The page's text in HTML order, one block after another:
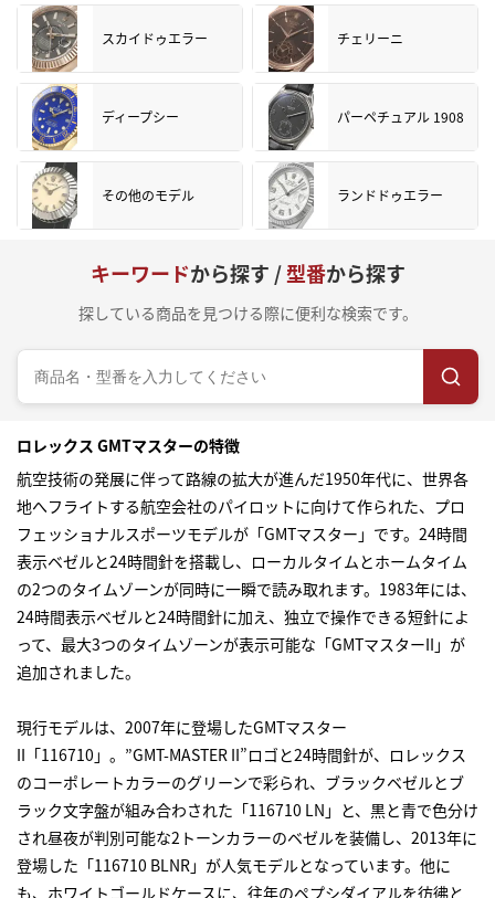
スカイドゥエラー チェリーニ
ディープシー パーペチュアル 1908
その他のモデル ランドドゥエラー
キーワードから探す /型番から探す
探している商品を見つける際に便利な検索です。
ロレックス GMTマスターの特徴
航空技術の発展に伴って路線の拡大が進んだ1950年代に、世界各
地へフライトする航空会社のパイロットに向けて作られた、プロ
フェッショナルスポーツモデルが「GMTマスター」です。24時間
表示ベゼルと24時間針を搭載し、ローカルタイムとホームタイム
の2つのタイムゾーンが同時に一瞬で読み取れます。1983年には、
24時間表示ベゼルと24時間針に加え、独立で操作できる短針によ
って、最大3つのタイムゾーンが表示可能な「GMTマスターII」が
追加されました。
現行モデルは、2007年に登場したGMTマスター
II「116710」。”GMT-MASTER II”ロゴと24時間針が、 ロレックス
のコーポレートカラーのグリーンで彩られ、ブラックベゼルとブ
ラック文字盤が組み合わされた「116710 LN」と、黒と青で色分け
され昼夜が判別可能な2トーンカラーのベゼルを装備し、2013年に
登場した「116710 BLNR」が人気モデルとなっています。他に
も、ホワイトゴールドケースに、往年のペプシダイアルを彷彿と